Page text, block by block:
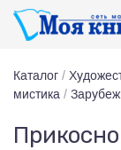
Каталог /
мистика /